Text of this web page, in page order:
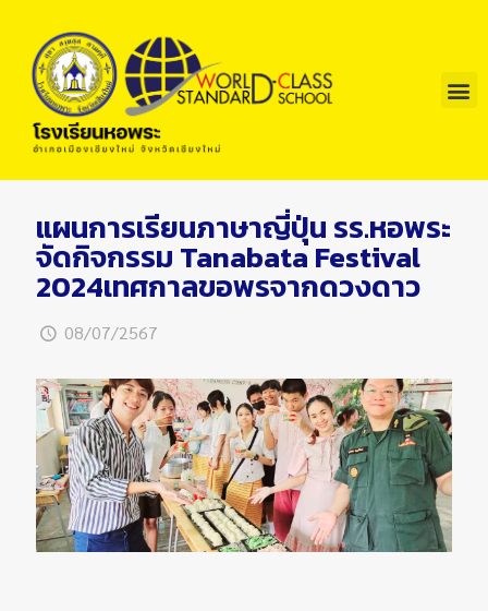
แผนการเรียนภาษาญี่ปุ่น รร.หอพระ
จัดกิจกรรม Tanabata Festival
2024เทศกาลขอพรจากดวงดาว
08/07/2567